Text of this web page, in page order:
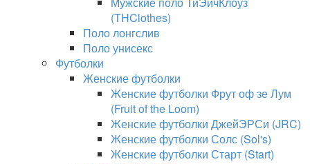
(THClothes)
Поло лонгслив
Поло унисекс
Футболки
Женские футболки
Женские футболки Фрут оф зе Лум
(Fruit of the Loom)
Женские футболки ДжейЭРСи (JRC)
Женские футболки Солс (Sol's)
Женские футболки Старт (Start)